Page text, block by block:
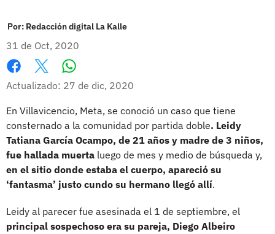
Por: Redacción digital La Kalle
31 de Oct, 2020
Facebook
X
Actualizado: 27 de dic, 2020
En Villavicencio, Meta, se conoció un caso que tiene
consternado a la comunidad por partida doble. Leidy
Tatiana García Ocampo, de 21 años y madre de 3 niños,
fue hallada muerta luego de mes y medio de búsqueda y,
en el sitio donde estaba el cuerpo, apareció su
‘fantasma’ justo cundo su hermano llegó allí.
Leidy al parecer fue asesinada el 1 de septiembre, el
principal sospechoso era su pareja, Diego Albeiro